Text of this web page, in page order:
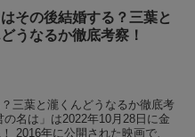
その後結婚する？三葉と
うなるか徹底考察！
三葉と瀧くんどうなるか徹底考
名は」は2022年10月28日に金
2016年に公開された映画で、